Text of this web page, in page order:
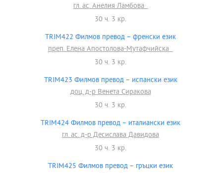
гл. ас. Анелия Ламбова
30 ч. 3 кр.
TRIM422 Филмов превод – френски език
преп. Елена Апостолова-Мутафчийска
30 ч. 3 кр.
TRIM423 Филмов превод – испански език
доц. д-р Венета Сиракова
30 ч. 3 кр.
TRIM424 Филмов превод – италиански език
гл. ас. д-р Десислава Давидова
30 ч. 3 кр.
TRIM425 Филмов превод – гръцки език